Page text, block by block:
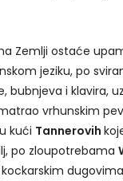
Zemlji ostaće
jeziku, po
bubnjeva i klavira,
vrhunskim
kući Tannerovih
po zloupotrebama